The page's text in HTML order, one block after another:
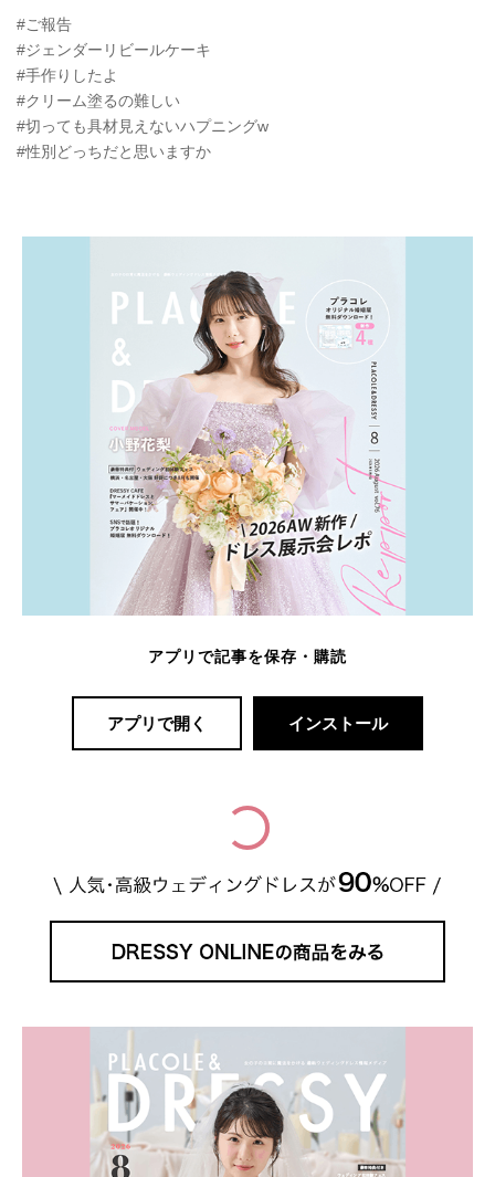
#ご報告
#ジェンダーリビールケーキ
#手作りしたよ
#クリーム塗るの難しい
#切っても具材見えないハプニングw
#性別どっちだと思いますか
アプリで記事を保存・購読
アプリで開く インストール